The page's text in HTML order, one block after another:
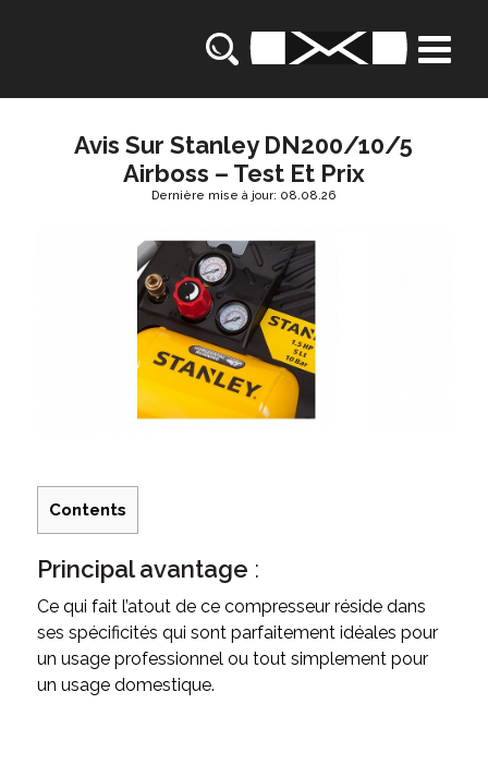
Avis Sur Stanley DN200/10/5
Airboss – Test Et Prix
Dernière mise à jour: 08.08.26
Contents
Principal avantage :
Ce qui fait l’atout de ce compresseur réside dans
ses spécificités qui sont parfaitement idéales pour
un usage professionnel ou tout simplement pour
un usage domestique.